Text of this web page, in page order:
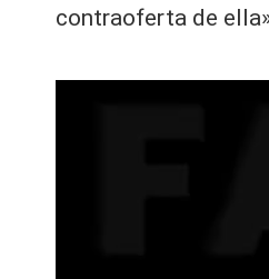
contraoferta de